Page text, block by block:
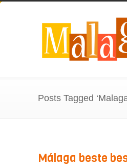
Posts Tagged
Málaga beste